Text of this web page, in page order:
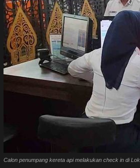
Calon penumpang kereta api melakukan check in di